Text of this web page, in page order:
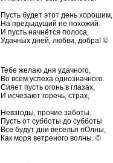
Пусть будет этот день хорошим,
На предыдущий не похожий.
И пусть начнётся полоса,
Удачных дней, любви, добра! ©
Тебе желаю дня удачного,
Во всем успеха однозначного.
Сияет пусть огонь в глазах,
И исчезают горечь, страх,
Невзгоды, прочие заботы.
Пусть от субботы до субботы
Все будут дни веселья пОлны,
Как моря ветреного волны. ©